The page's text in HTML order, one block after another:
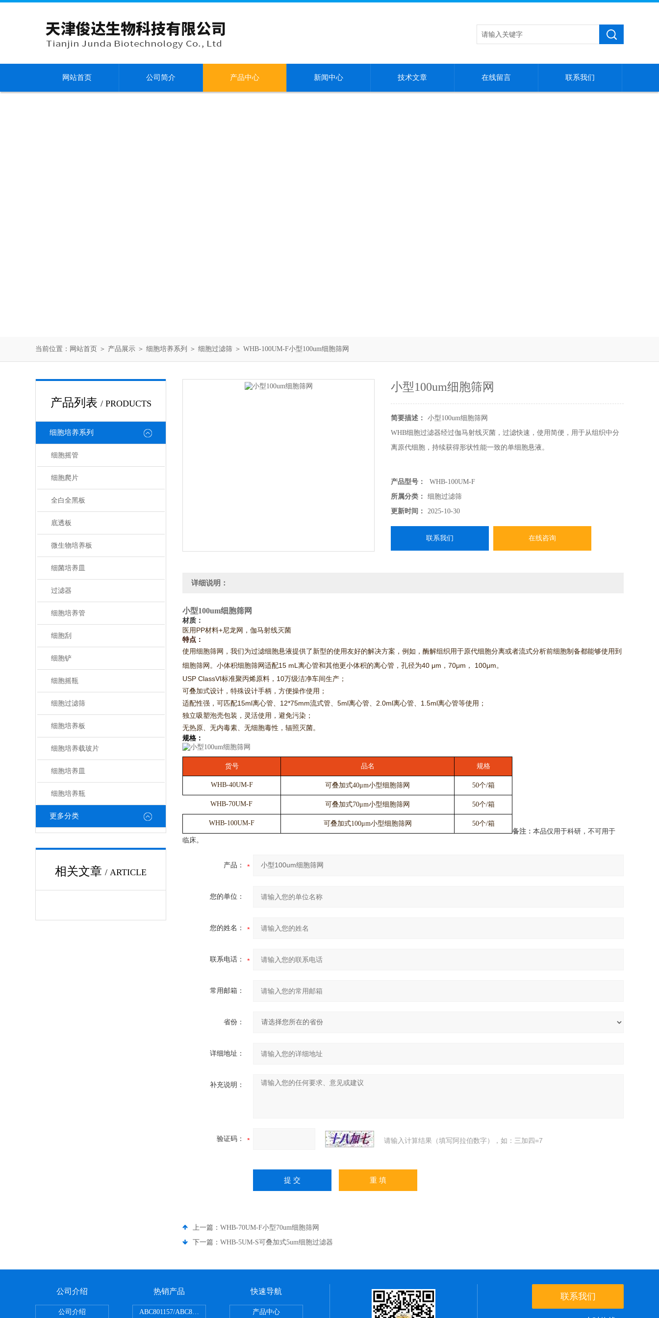
网站首页 公司简介 产品中心 新闻中心 技术文章 在线留言 联系我们
当前位置： 网站首页 ＞ 产品展示 ＞ 细胞培养系列 ＞ 细胞过滤筛 ＞ WHB-100UM-F小型100um细胞筛网
产品列表 / PRODUCTS
细胞培养系列
细胞摇管
细胞爬片
全白全黑板
底透板
微生物培养板
细菌培养皿
过滤器
细胞培养管
细胞刮
细胞铲
细胞摇瓶
细胞过滤筛
细胞培养板
细胞培养载玻片
细胞培养皿
细胞培养瓶
更多分类
相关文章 / ARTICLE
小型100um细胞筛网
简要描述：
小型100um细胞筛网
WHB细胞过滤器经过伽马射线灭菌，过滤快速，使用简便，用于从组织中分
离原代细胞，持续获得形状性能一致的单细胞悬液。
产品型号：
WHB-100UM-F
所属分类：
细胞过滤筛
更新时间：
2025-10-30
联系我们 在线咨询
详细说明：
小型100um细胞筛网
材质：
医用PP材料+尼龙网，伽马射线灭菌
特点：
使用细胞筛网，我们为过滤细胞悬液提供了新型的使用友好的解决方案，例如，酶解组织用于原代细胞分离或者流式分析前细胞制备都能够使用到
细胞筛网。小体积细胞筛网适配15 mL离心管和其他更小体积的离心管，孔径为40 μm， 70μm， 100μm。
USP ClassVI标准聚丙烯原料，10万级洁净车间生产；
可叠加式设计，特殊设计手柄，方便操作使用；
适配性强，可匹配15ml离心管、12*75mm流式管、5ml离心管、2.0ml离心管、1.5ml离心管等使用；
独立吸塑泡壳包装，灵活使用，避免污染；
无热原、无内毒素、无细胞毒性，辐照灭菌。
规格：
货号 品名 规格
WHB-40UM-F 可叠加式40μm小型细胞筛网 50个/箱
WHB-70UM-F 可叠加式70μm小型细胞筛网 50个/箱
WHB-100UM-F 可叠加式100μm小型细胞筛网
50个/箱
备注： 本品仅用于科研，不可用于
临床。
产品：
您的单位：
您的姓名：
联系电话：
常用邮箱：
省份：
详细地址：
补充说明：
验证码： 请输入计算结果（填写阿拉伯数字），如：三加四=7
上一篇： WHB-70UM-F小型70um细胞筛网
下一篇： WHB-5UM-S可叠加式5um细胞过滤器
公司介绍
公司介绍
热销产品
ABC801157/ABC801506ABC常规离心管
快速导航
产品中心
联系我们